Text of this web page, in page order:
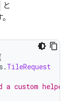
と
. TileRequest
custom